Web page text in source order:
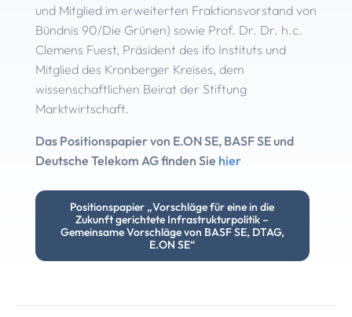
und Mitglied im erweiterten Fraktionsvorstand von
Bündnis 90/Die Grünen) sowie Prof. Dr. Dr. h.c.
Clemens Fuest, Präsident des ifo Instituts und
Mitglied des Kronberger Kreises, dem
wissenschaftlichen Beirat der Stiftung
Marktwirtschaft.
Das Positionspapier von E.ON SE, BASF SE und
Deutsche Telekom AG finden Sie hier
Positionspapier „Vorschläge für eine in die
Zukunft gerichtete Infrastrukturpolitik –
Gemeinsame Vorschläge von BASF SE, DTAG,
E.ON SE“